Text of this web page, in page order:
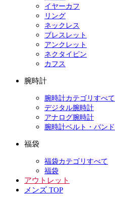
イヤーカフ
リング
ネックレス
ブレスレット
アンクレット
ネクタイピン
カフス
腕時計
腕時計カテゴリすべて
デジタル腕時計
アナログ腕時計
腕時計ベルト・バンド
福袋
福袋カテゴリすべて
福袋
アウトレット
メンズ TOP